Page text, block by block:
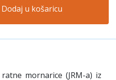
Dodaj u košaricu
mornarice (JRM-a) iz